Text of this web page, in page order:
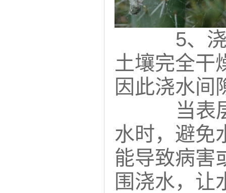
5、
土壤完全干
因此浇水间
当表
水时，避免
能导致病害
围浇水，让